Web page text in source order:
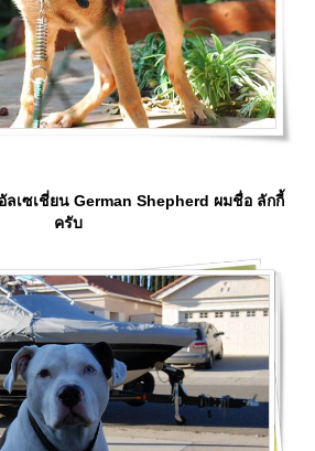
ลเซเชี่ยน German Shepherd ผมชื่อ ลักกี้
ครับ